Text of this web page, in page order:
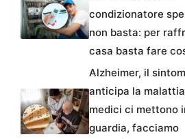
condizionatore
non basta: per
casa basta fare
Alzheimer, il
anticipa la
medici ci mettono
guardia, facciamo